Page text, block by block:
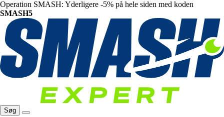
Operation SMASH: Yderligere -5% på hele siden med koden
SMASH5
Søg